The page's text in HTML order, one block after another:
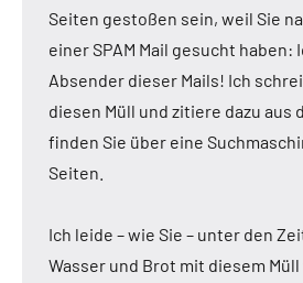
Seiten gestoßen sein, weil Sie
einer SPAM Mail gesucht haben:
Absender dieser Mails! Ich
diesen Müll und zitiere dazu aus
finden Sie über eine
Seiten.
Ich leide – wie Sie – unter den
Wasser und Brot mit diesem